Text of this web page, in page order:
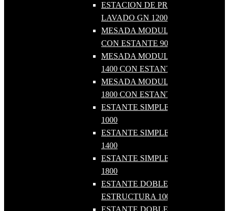
ESTACION DE PREPARACION Y
LAVADO GN 1200
MESADA MODULAR MURAL 900
CON ESTANTE 900
MESADA MODULAR MURAL
1400 CON ESTANTE 1400
MESADA MODULAR MURAL
1800 CON ESTANTE 1800
ESTANTE SIMPLE DE AMURAR
1000
ESTANTE SIMPLE DE AMURAR
1400
ESTANTE SIMPLE DE AMURAR
1800
ESTANTE DOBLE SOBRE
ESTRUCTURA 1000